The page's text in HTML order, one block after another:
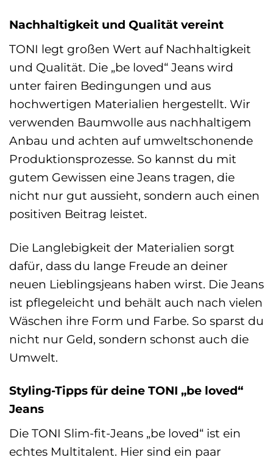
Nachhaltigkeit und Qualität vereint
TONI legt großen Wert auf Nachhaltigkeit
und Qualität. Die „be loved“ Jeans wird
unter fairen Bedingungen und aus
hochwertigen Materialien hergestellt. Wir
verwenden Baumwolle aus nachhaltigem
Anbau und achten auf umweltschonende
Produktionsprozesse. So kannst du mit
gutem Gewissen eine Jeans tragen, die
nicht nur gut aussieht, sondern auch einen
positiven Beitrag leistet.
Die Langlebigkeit der Materialien sorgt
dafür, dass du lange Freude an deiner
neuen Lieblingsjeans haben wirst. Die Jeans
ist pflegeleicht und behält auch nach vielen
Wäschen ihre Form und Farbe. So sparst du
nicht nur Geld, sondern schonst auch die
Umwelt.
Styling-Tipps für deine TONI „be loved“
Jeans
Die TONI Slim-fit-Jeans „be loved“ ist ein
echtes Multitalent. Hier sind ein paar